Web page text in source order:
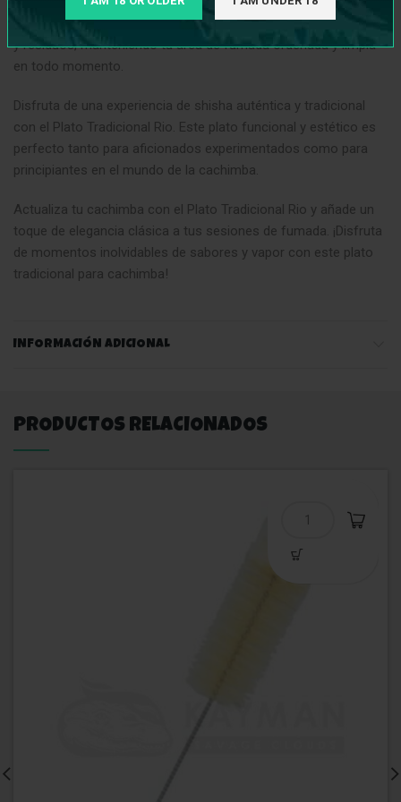
Su superficie lisa y resistente facilita la eliminación de cenizas
y residuos, manteniendo tu área de fumada ordenada y limpia
en todo momento.
Disfruta de una experiencia de shisha auténtica y tradicional
con el Plato Tradicional Rio. Este plato funcional y estético es
perfecto tanto para aficionados experimentados como para
principiantes en el mundo de la cachimba.
Actualiza tu cachimba con el Plato Tradicional Rio y añade un
toque de elegancia clásica a tus sesiones de fumada. ¡Disfruta
de momentos inolvidables de sabores y vapor con este plato
tradicional para cachimba!
INFORMACIÓN ADICIONAL
PRODUCTOS RELACIONADOS